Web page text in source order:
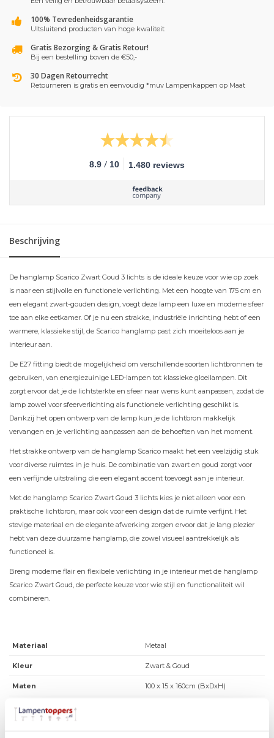
100% Tevredenheidsgarantie
UItsluitend producten van hoge kwaliteit
Gratis Bezorging & Gratis Retour!
Bij een bestelling boven de €50,-
30 Dagen Retourrecht
Retourneren is gratis en eenvoudig *muv Lampenkappen op Maat
8.9 / 10 1.480 reviews
Beschrijving
De hanglamp Scarico Zwart Goud 3 lichts is de ideale keuze voor wie op zoek
is naar een stijlvolle en functionele verlichting. Met een hoogte van 175 cm en
een elegant zwart-gouden design, voegt deze lamp een luxe en moderne sfeer
toe aan elke eetkamer. Of je nu een strakke, industriële inrichting hebt of een
warmere, klassieke stijl, de Scarico hanglamp past zich moeiteloos aan je
interieur aan.
De E27 fitting biedt de mogelijkheid om verschillende soorten lichtbronnen te
gebruiken, van energiezuinige LED-lampen tot klassieke gloeilampen. Dit
zorgt ervoor dat je de lichtsterkte en sfeer naar wens kunt aanpassen, zodat de
lamp zowel voor sfeerverlichting als functionele verlichting geschikt is.
Dankzij het open ontwerp van de lamp kun je de lichtbron makkelijk
vervangen en je verlichting aanpassen aan de behoeften van het moment.
Het strakke ontwerp van de hanglamp Scarico maakt het een veelzijdig stuk
voor diverse ruimtes in je huis. De combinatie van zwart en goud zorgt voor
een verfijnde uitstraling die een elegant accent toevoegt aan je interieur.
Met de hanglamp Scarico Zwart Goud 3 lichts kies je niet alleen voor een
praktische lichtbron, maar ook voor een design dat de ruimte verfijnt. Het
stevige materiaal en de elegante afwerking zorgen ervoor dat je lang plezier
hebt van deze duurzame hanglamp, die zowel visueel aantrekkelijk als
functioneel is.
Breng moderne flair en flexibele verlichting in je interieur met de hanglamp
Scarico Zwart Goud, de perfecte keuze voor wie stijl en functionaliteit wil
combineren.
Materiaal Metaal
Kleur Zwart & Goud
Maten 100 x 15 x 160cm (BxDxH)
Overige maten